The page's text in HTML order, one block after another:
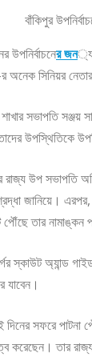
উপনির্বাচনের জন্য
অনেক সিনিয়র
সভাপতি
উপস্থিতিকে
রাজ্য উপ সভাপতি
জানিয়ে। এরপর,
পৌঁছে তার
স্কাউট
যাবেন।
দিনের সফরে
করেছেন। তার